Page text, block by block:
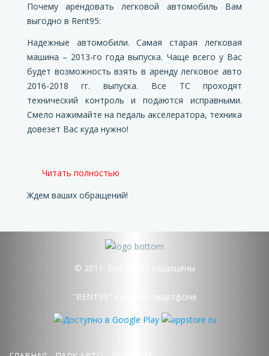
Почему арендовать легковой автомобиль Вам
выгодно в Rent95:
Надежные автомобили. Самая старая легковая
машина – 2013-го года выпуска. Чаще всего у Вас
будет возможность взять в аренду легковое авто
2016-2018 гг. выпуска. Все ТС проходят
технический контроль и подаются исправными.
Смело нажимайте на педаль акселератора, техника
довезет Вас куда нужно!
Читать полностью
Ждем ваших обращений!
© 2019. Все права защищены
"RENT95" в вашем смартфоне